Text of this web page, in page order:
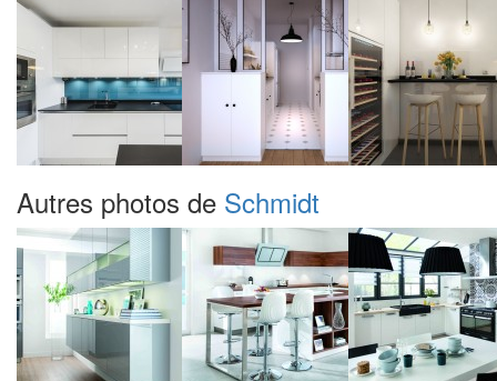
Autres photos de Schmidt